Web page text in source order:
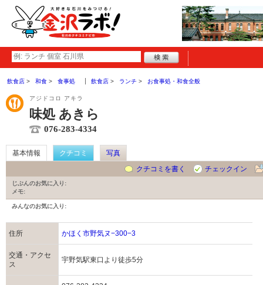
飲食店 和食 食事処 飲食店 ランチ お食事処・和食全般
アジドコロ アキラ
味処 あきら
076-283-4334
基本情報 クチコミ
写真
クチコミを書く
チェックイン
じぶんのお気に入り:
メモ:
みんなのお気に入り:
住所 かほく市野気ヌ−300−3
交通・アクセ
ス
宇野気駅東口より徒歩5分